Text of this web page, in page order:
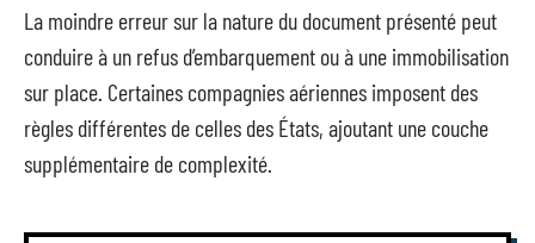
La moindre erreur sur la nature du document présenté peut
conduire à un refus d’embarquement ou à une immobilisation
sur place. Certaines compagnies aériennes imposent des
règles différentes de celles des États, ajoutant une couche
supplémentaire de complexité.